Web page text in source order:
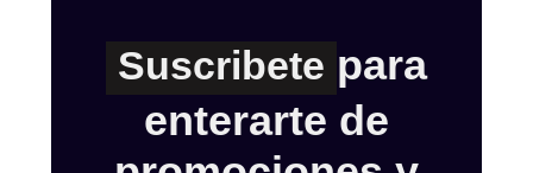
Suscribete para
enterarte de